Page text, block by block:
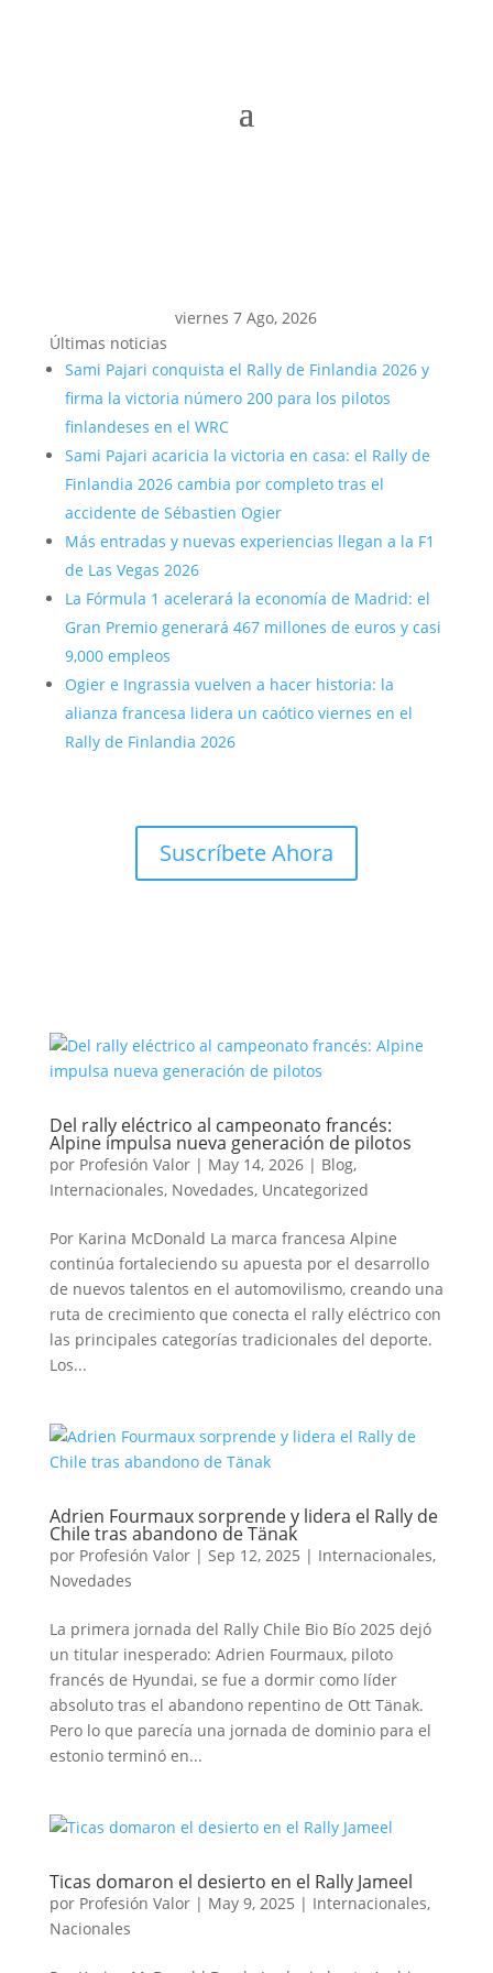
viernes 7 Ago, 2026
Últimas noticias
Sami Pajari conquista el Rally de Finlandia 2026 y
firma la victoria número 200 para los pilotos
finlandeses en el WRC
Sami Pajari acaricia la victoria en casa: el Rally de
Finlandia 2026 cambia por completo tras el
accidente de Sébastien Ogier
Más entradas y nuevas experiencias llegan a la F1
de Las Vegas 2026
La Fórmula 1 acelerará la economía de Madrid: el
Gran Premio generará 467 millones de euros y casi
9,000 empleos
Ogier e Ingrassia vuelven a hacer historia: la
alianza francesa lidera un caótico viernes en el
Rally de Finlandia 2026
Suscríbete Ahora
Del rally eléctrico al campeonato francés:
Alpine impulsa nueva generación de pilotos
por Profesión Valor| May 14, 2026| Blog,
Internacionales, Novedades, Uncategorized
Por Karina McDonald La marca francesa Alpine
continúa fortaleciendo su apuesta por el desarrollo
de nuevos talentos en el automovilismo, creando una
ruta de crecimiento que conecta el rally eléctrico con
las principales categorías tradicionales del deporte.
Los...
Adrien Fourmaux sorprende y lidera el Rally de
Chile tras abandono de Tänak
por Profesión Valor| Sep 12, 2025 | Internacionales,
Novedades
La primera jornada del Rally Chile Bio Bío 2025 dejó
un titular inesperado: Adrien Fourmaux, piloto
francés de Hyundai, se fue a dormir como líder
absoluto tras el abandono repentino de Ott Tänak.
Pero lo que parecía una jornada de dominio para el
estonio terminó en...
Ticas domaron el desierto en el Rally Jameel
por Profesión Valor| May 9, 2025 | Internacionales,
Nacionales